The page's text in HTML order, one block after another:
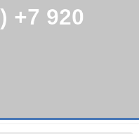
+7 920